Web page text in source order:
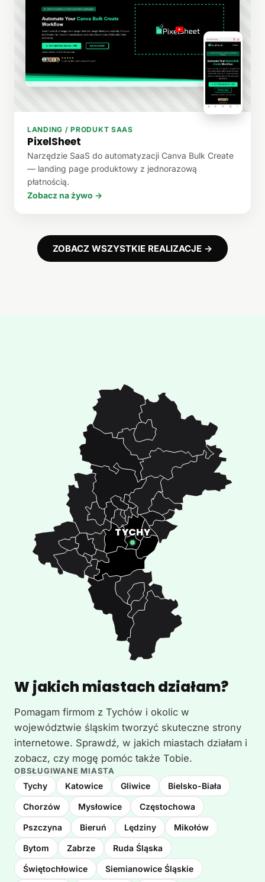
LANDING / PRODUKT SAAS
PixelSheet
Narzędzie SaaS do automatyzacji Canva Bulk Create
— landing page produktowy z jednorazową
płatnością.
Zobacz na żywo →
ZOBACZ WSZYSTKIE REALIZACJE →
W jakich miastach działam?
Pomagam firmom z Tychów i okolic w
województwie śląskim tworzyć skuteczne strony
internetowe. Sprawdź, w jakich miastach działam i
zobacz, czy mogę pomóc także Tobie.
OBSŁUGIWANE MIASTA
Tychy Katowice Gliwice Bielsko-Biała
Chorzów Mysłowice Częstochowa
Pszczyna Bieruń Lędziny Mikołów
Bytom Zabrze Ruda Śląska
Świętochłowice Siemianowice Śląskie